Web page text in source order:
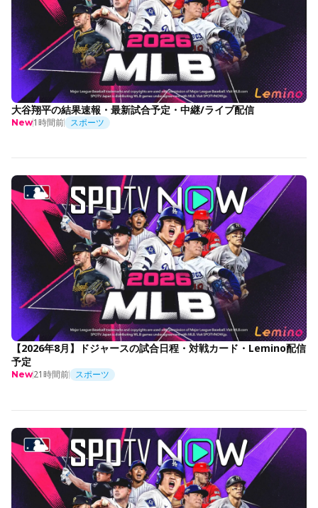
大谷翔平の結果速報・最新試合予定・中継/ライブ配信
New1時間前 スポーツ
【2026年8月】ドジャースの試合日程・対戦カード・Lemino配信
予定
New21時間前 スポーツ